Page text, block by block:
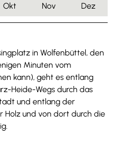
Okt Nov Dez
in Wolfenbüttel, den
Minuten vom
kann), geht es entlang
Heide-Wegs durch das
und entlang der
Holz und von dort durch die